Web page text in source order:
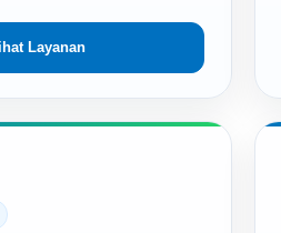
Layanan